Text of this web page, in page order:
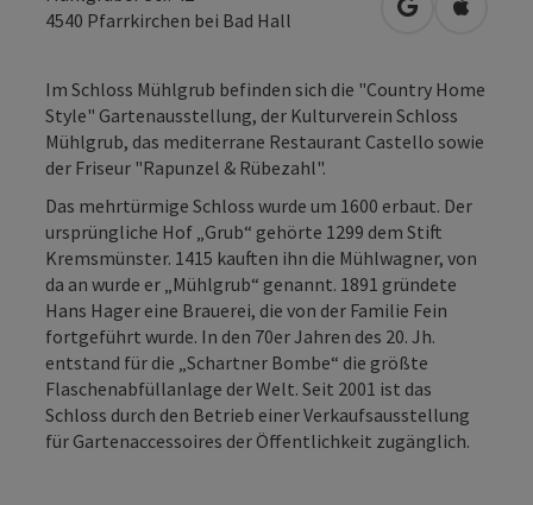
4540 Pfarrkirchen bei Bad Hall in Google
in
Im Schloss Mühlgrub befinden sich die "Country Home
Style" Gartenausstellung, der Kulturverein Schloss
Mühlgrub, das mediterrane Restaurant Castello sowie
der Friseur "Rapunzel & Rübezahl".
Das mehrtürmige Schloss wurde um 1600 erbaut. Der
ursprüngliche Hof „Grub“ gehörte 1299 dem Stift
Kremsmünster. 1415 kauften ihn die Mühlwagner, von
da an wurde er „Mühlgrub“ genannt. 1891 gründete
Hans Hager eine Brauerei, die von der Familie Fein
fortgeführt wurde. In den 70er Jahren des 20. Jh.
entstand für die „Schartner Bombe“ die größte
Flaschenabfüllanlage der Welt. Seit 2001 ist das
Schloss durch den Betrieb einer Verkaufsausstellung
für Gartenaccessoires der Öffentlichkeit zugänglich.